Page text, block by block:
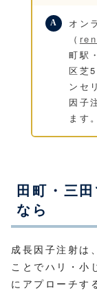
オン
（
町駅
区芝
ンセ
因子
ます。
田町・三
なら
成長因子注射は
ことでハリ・小
にアプローチす